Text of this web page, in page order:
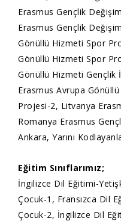
Erasmus Gençlik
Erasmus Gençlik
Gönüllü Hizmeti Spor
Gönüllü Hizmeti Spor
Gönüllü Hizmeti Gençlik
Erasmus Avrupa
Projesi-2, Litvanya
Romanya Erasmus
Ankara, Yarını
Eğitim Sınıflarımız;
İngilizce Dil Eğitimi-
Çocuk-1, Fransızca Dil
Çocuk-2, İngilizce Dil